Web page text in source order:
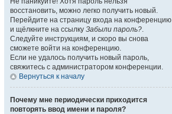
восстановить, можно легко получить новый.
Перейдите на страницу входа на конференцию
и щёлкните на ссылку Забыли пароль?.
Следуйте инструкциям, и скоро вы снова
сможете войти на конференцию.
Если не удалось получить новый пароль,
свяжитесь с администратором конференции.
Вернуться к началу
Почему мне периодически приходится
повторять ввод имени и пароля?